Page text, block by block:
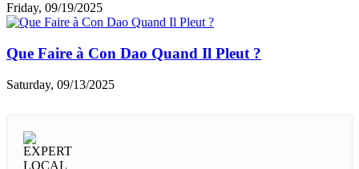
Friday, 09/19/2025
Que Faire à Con Dao Quand Il Pleut ?
Saturday, 09/13/2025